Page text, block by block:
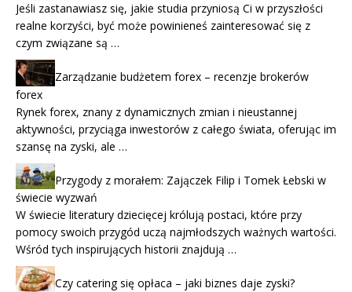
Jeśli zastanawiasz się, jakie studia przyniosą Ci w przyszłości
realne korzyści, być może powinieneś zainteresować się z
czym związane są …
Zarządzanie budżetem forex – recenzje brokerów
forex
Rynek forex, znany z dynamicznych zmian i nieustannej
aktywności, przyciąga inwestorów z całego świata, oferując im
szansę na zyski, ale …
Przygody z morałem: Zajączek Filip i Tomek Łebski w
świecie wyzwań
W świecie literatury dziecięcej królują postaci, które przy
pomocy swoich przygód uczą najmłodszych ważnych wartości.
Wśród tych inspirujących historii znajdują …
Czy catering się opłaca – jaki biznes daje zyski?